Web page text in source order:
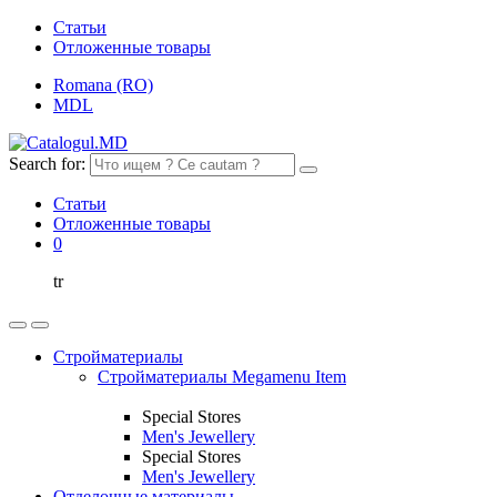
Статьи
Отложенные товары
Romana (RO)
MDL
Search for:
Статьи
Отложенные товары
0
tr
Стройматериалы
Стройматериалы Megamenu Item
Special Stores
Men's Jewellery
Special Stores
Men's Jewellery